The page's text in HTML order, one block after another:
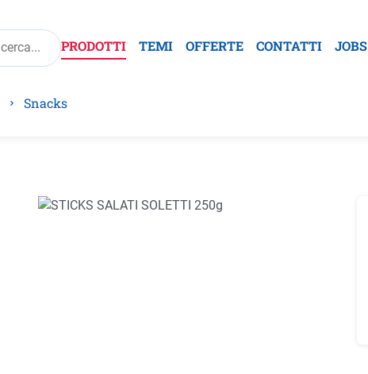
PRODOTTI TEMI OFFERTE CONTATTI JOBS
Snacks
Salta la galleria di immagini